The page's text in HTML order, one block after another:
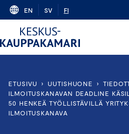
Skip
content
EN SV FI
ETUSIVU › UUTISHUONE ›
ILMOITUSKANAVAN DEADLINE
50 HENKEÄ TYÖLLISTÄVILLÄ
ILMOITUSKANAVA